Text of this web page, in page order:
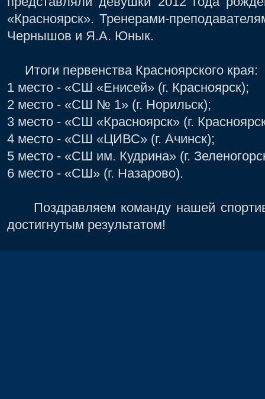
«Красноярск». Тренерами-
Чернышов и Я.А. Юнык.
Итоги первенства Красноярского края:
1 место - «СШ «Енисей» (г. Красноярск);
2 место - «СШ № 1» (г. Норильск);
3 место - «СШ «Красноярск» (г.
4 место - «СШ «ЦИВС» (г. Ачинск);
5 место - «СШ им. Кудрина» (г.
6 место - «СШ» (г. Назарово).
Поздравляем команду нашей
достигнутым результатом!